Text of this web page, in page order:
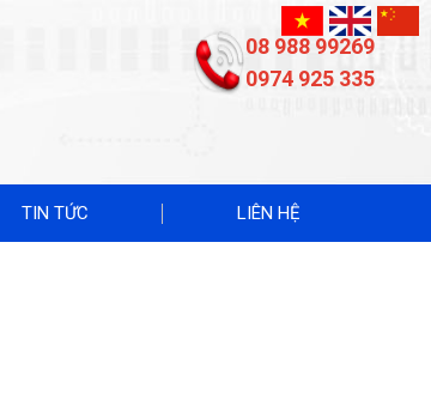
08 988 99269
0974 925 335
TIN TỨC LIÊN HỆ